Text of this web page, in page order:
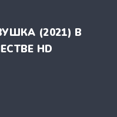
(2021) В
HD